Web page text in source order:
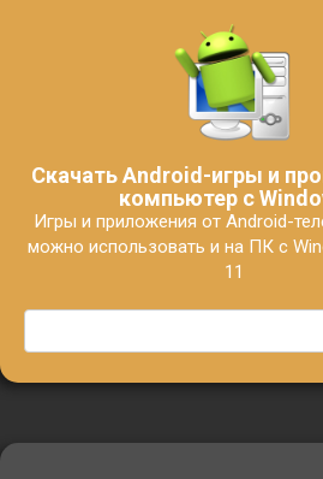
Скачать Android-игры и
компьютер с
Игры и приложения от Android-
можно использовать и на ПК с
11
Поиск: